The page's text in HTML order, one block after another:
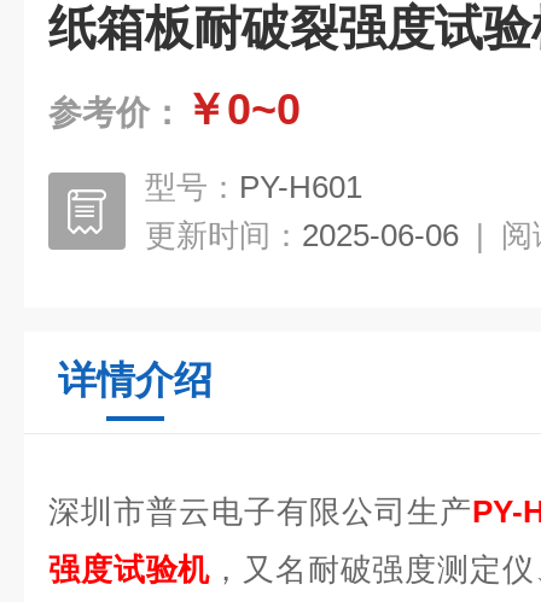
纸箱板耐破裂强度试
参考价： ￥0~0
型号： PY-H601
更新时间： 2025-06-06 | 阅
详情介绍
深圳市普云电子有限公司生产PY-
强度试验机 ，又名耐破强度测定